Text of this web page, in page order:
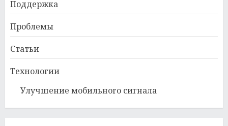
Поддержка
Проблемы
Статьи
Технологии
Улучшение мобильного сигнала